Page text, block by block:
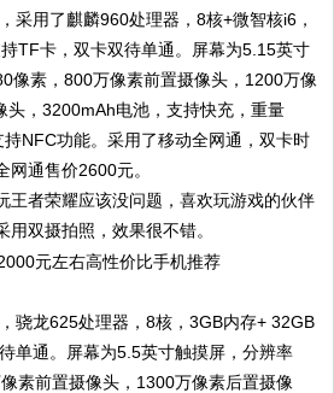
采用了麒麟960处理器，8核+微智核i6，
TF卡，双卡双待单通。屏幕为5.15英寸
像素，800万像素前置摄像头，1200万像
头，3200mAh电池，支持快充，重量
NFC功能。采用了移动全网通，双卡时
网通售价2600元。
王者荣耀应该没问题，喜欢玩游戏的伙伴
双摄拍照，效果很不错。
骁龙625处理器，8核，3GB内存+ 32GB
单通。屏幕为5.5英寸触摸屏，分辨率
素前置摄像头，1300万像素后置摄像